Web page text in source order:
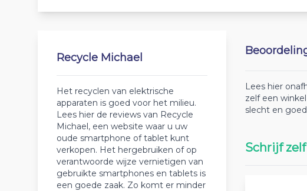
Recycle Michael
Het recyclen van elektrische
apparaten is goed voor het milieu.
Lees hier de reviews van Recycle
Michael, een website waar u uw
oude smartphone of tablet kunt
verkopen. Het hergebruiken of op
verantwoorde wijze vernietigen van
gebruikte smartphones en tablets is
een goede zaak. Zo komt er minder
Lees hier
zelf een
slecht en
Schrijf